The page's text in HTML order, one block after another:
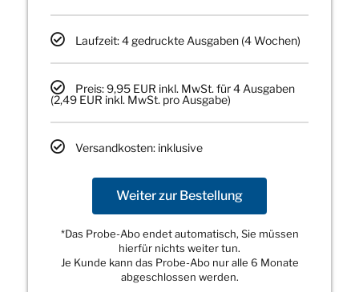
Laufzeit: 4 gedruckte Ausgaben (4 Wochen)
Preis: 9,95 EUR inkl. MwSt. für 4 Ausgaben
(2,49 EUR inkl. MwSt. pro Ausgabe)
Versandkosten: inklusive
Weiter zur Bestellung
*Das Probe-Abo endet automatisch, Sie müssen
hierfür nichts weiter tun.
Je Kunde kann das Probe-Abo nur alle 6 Monate
abgeschlossen werden.